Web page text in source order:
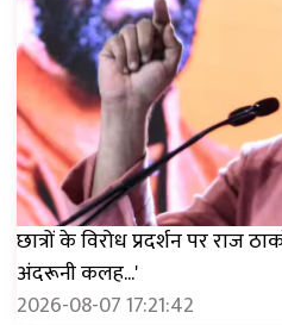
छात्रों के विरोध प्रदर्शन पर राज
अंदरूनी कलह...'
2026-08-07 17:21:42